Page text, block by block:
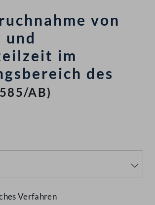
von
und
im
des
AB)
Verfahren